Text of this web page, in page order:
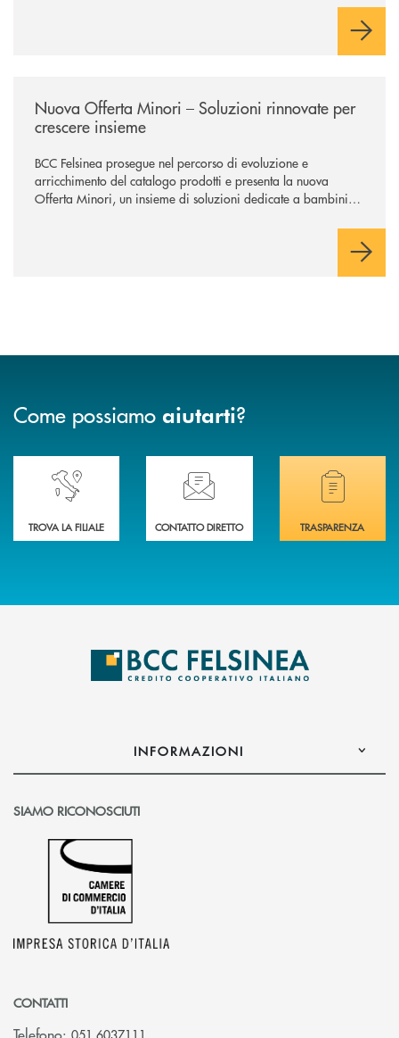
negoziazione esclusiva per la finalizzazione dell’operazione.
Nuova Offerta Minori – Soluzioni rinnovate per
crescere insieme
BCC Felsinea prosegue nel percorso di evoluzione e
arricchimento del catalogo prodotti e presenta la nuova
Offerta Minori, un insieme di soluzioni dedicate a bambini e
sviluppo di una relazione consapevole con il denaro, sempre
Come possiamo aiutarti?
Accedi all' elenco completo delle nostre&nbsp; filiali .
TROVA LA FILIALE
Ti serve assistenza immediata? Contattaci!
CONTATTO DIRETTO
Hai bisogno di
TRASPARENZA
INFORMAZIONI
SIAMO RICONOSCIUTI
CONTATTI